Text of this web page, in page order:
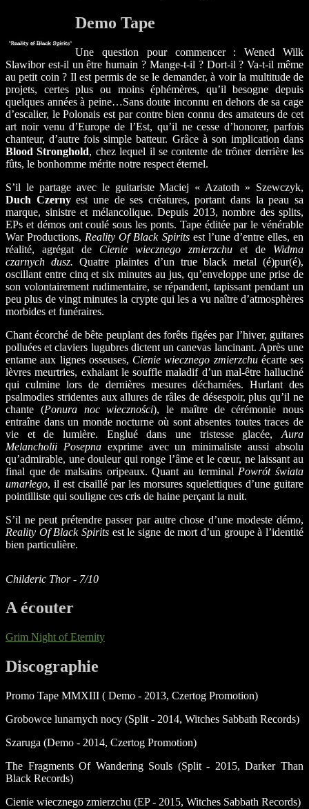
Demo Tape
Une question pour commencer : Wened Wilk
Slawibor est-il un être humain ? Mange-t-il ? Dort-il ? Va-t-il même
au petit coin ? Il est permis de se le demander, à voir la multitude de
projets, certes plus ou moins éphémères, qu’il besogne depuis
quelques années à peine…Sans doute inconnu en dehors de sa cage
d’escalier, le Polonais est par contre bien connu des amateurs de cet
art noir venu d’Europe de l’Est, qu’il ne cesse d’honorer, parfois
chanteur, d’autre fois simple batteur. Grâce à son implication dans
Blood Stronghold, chez lequel il se contente de trôner derrière les
fûts, le bonhomme mérite notre respect éternel.
S’il le partage avec le guitariste Maciej « Azatoth » Szewczyk,
Duch Czernyest une de ses créatures, portant dans la peau sa
marque, sinistre et mélancolique. Depuis 2013, nombre des splits,
EPs et démos ont coulé sous les ponts. Tape éditée par le vénérable
War Productions, Reality Of Black Spirits est l’une d’entre elles, en
réalité, agrégat de Cienie wiecznego zmierzchu et de Widma
czarnych dusz. Quatre plaintes d’un true black metal (é)pur(é),
oscillant entre cinq et six minutes au jus, qu’enveloppe une prise de
son volontairement rudimentaire, se répandent, tapissant pendant un
peu plus de vingt minutes la crypte qui les a vu naître d’atmosphères
morbides et funéraires.
Chant écorché de bête peuplant des forêts figées par l’hiver, guitares
polluées et claviers lugubres dictent un canevas lancinant. Après une
entame aux lignes osseuses, Cienie wiecznego zmierzchuécarte ses
lèvres meurtries, exhalant le souffle maladif d’un mal-être halluciné
qui culmine lors de dernières mesures décharnées. Hurlant des
psalmodies stridentes aux allures de râles de désespoir, plus qu’il ne
chante (Ponura noc wieczności), le maître de cérémonie nous
entraîne dans un monde nocturne où sont absentes toutes traces de
vie et de lumière. Englué dans une tristesse glacée, Aura
Melancholii Posepnaexprime avec un minimaliste aussi absolu
qu’admirable, une douleur qui ronge l’âme et le cœur, ne laissant au
final que de malsains oripeaux. Quant au terminal Powrót świata
umarłego, il est cisaillé par les morsures squelettiques d’une guitare
pointilliste qui souligne ces cris de haine perçant la nuit.
S’il ne peut prétendre passer par autre chose d’une modeste démo,
Reality Of Black Spirits est le signe de mort d’un groupe à l’identité
bien particulière.
Childeric Thor - 7/10
A écouter
Grim Night of Eternity
Discographie
Promo Tape MMXIII ( Demo - 2013, Czertog Promotion)
Grobowce lunarnych nocy (Split - 2014, Witches Sabbath Records)
Szaruga (Demo - 2014, Czertog Promotion)
The Fragments Of Wandering Souls (Split - 2015, Darker Than
Black Records)
Cienie wiecznego zmierzchu (EP - 2015, Witches Sabbath Records)